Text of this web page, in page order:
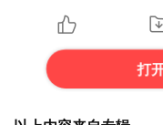
打